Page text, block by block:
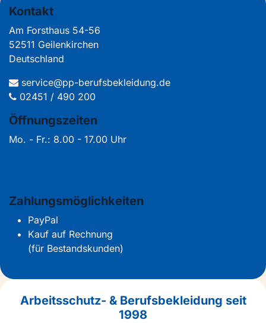
Kontakt
Am Forsthaus 54-56
52511 Geilenkirchen
Deutschland
service@pp-berufsbekleidung.de
02451 / 490 200
Öffnungszeiten
Mo. - Fr.: 8.00 - 17.00 Uhr
Zahlungsmöglichkeiten
PayPal
Kauf auf Rechnung
(für Bestandskunden)
Arbeitsschutz- & Berufsbekleidung seit
1998